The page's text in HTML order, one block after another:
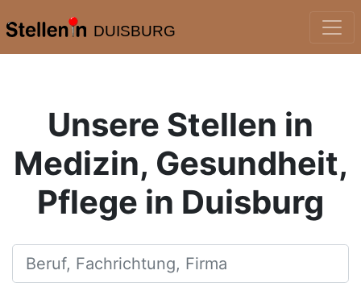
DUISBURG
Unsere Stellen in
Medizin, Gesundheit,
Pflege in Duisburg
Beruf, Fachrichtung, Firma